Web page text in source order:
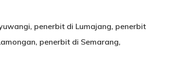
penerbit di Lumajang, penerbit
penerbit di Semarang,